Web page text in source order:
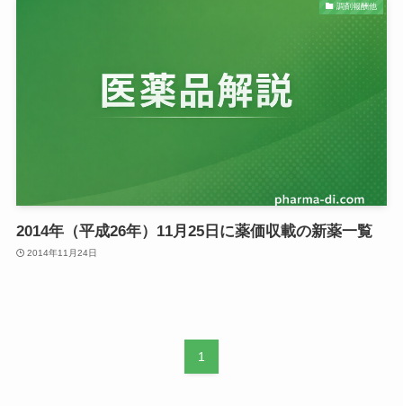
調剤報酬他
2014年（平成26年）11月25日に薬価収載の新薬一覧
2014年11月24日
1